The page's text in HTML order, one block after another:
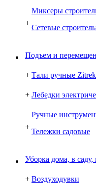
+
Миксеры
Сетевые
Подъем и
+ Тали ручные Zitrek
+ Лебедки
+
Ручные
Тележки садовые
Уборка дома, в саду,
+ Воздуходувки